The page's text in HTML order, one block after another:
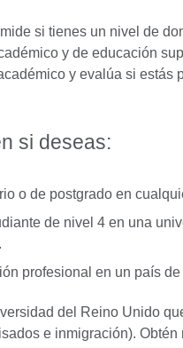
si tienes un nivel de
y de educación
y evalúa si estás
si deseas:
o de postgrado en
de nivel 4 en una
profesional en un país
del Reino Unido
e inmigración). Obtén